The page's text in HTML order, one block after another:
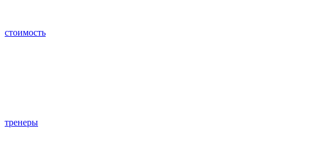
стоимость
тренеры